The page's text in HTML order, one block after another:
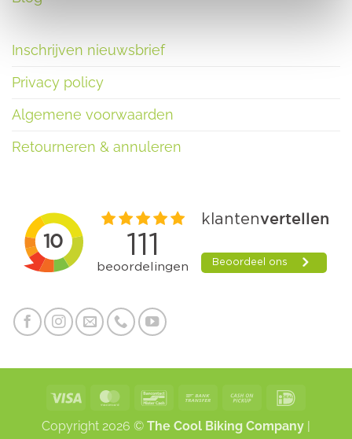
Inschrijven nieuwsbrief
Privacy policy
Algemene voorwaarden
Retourneren & annuleren
Visa MasterCardBancontact
Bank
Cash
Pickup
Copyright 2026 © The Cool Biking Company